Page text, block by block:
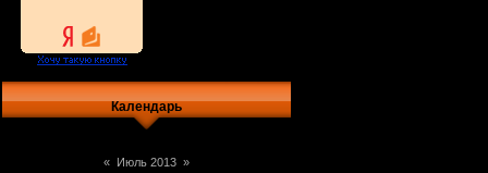
Календарь
« Июль 2013 »